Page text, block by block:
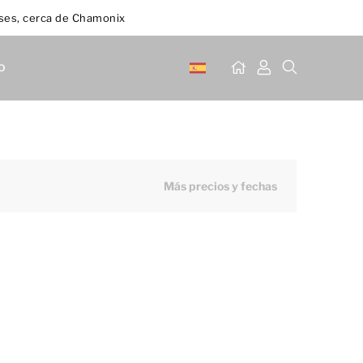
cerca de Chamonix
Más precios y fechas